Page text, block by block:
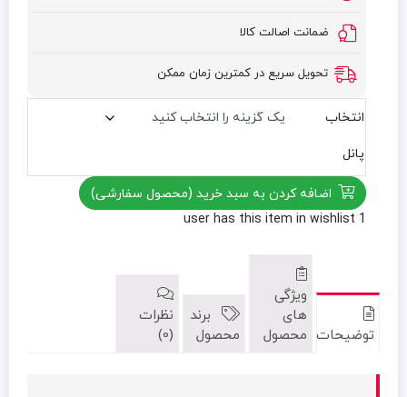
ضمانت اصالت کالا
تحویل سریع در کمترین زمان ممکن
انتخاب
پانل
اضافه کردن به سبد خرید (محصول سفارشی)
1 user
has this item in wishlist
توضیحات
ویژگی
های
محصول
برند
محصول
نظرات
(0)